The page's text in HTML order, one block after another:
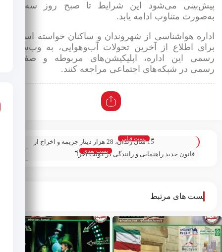
می‌شود این شرایط تا صبح روز سه‌شنبه
متناوب ادامه یابد.
هواشناسی از شهروندان و ساکنان خواسته است تا
اطلاع از آخرین تحولات آب‌وهوایی، به وب‌سایت
این اداره، اپلیکیشن‌های مربوطه و صفحات
در شبکه‌های اجتماعی مراجعه کنند.
پست قبلی
15 سال زندان، 28 هزار دینار جریمه و اخراج از
کشور برای یک دکتر داروساز به جرم دزدی و
قانون جدید راهنمایی و رانندگی در کویت اجرا
پست بعدی »
پست های مرتبط